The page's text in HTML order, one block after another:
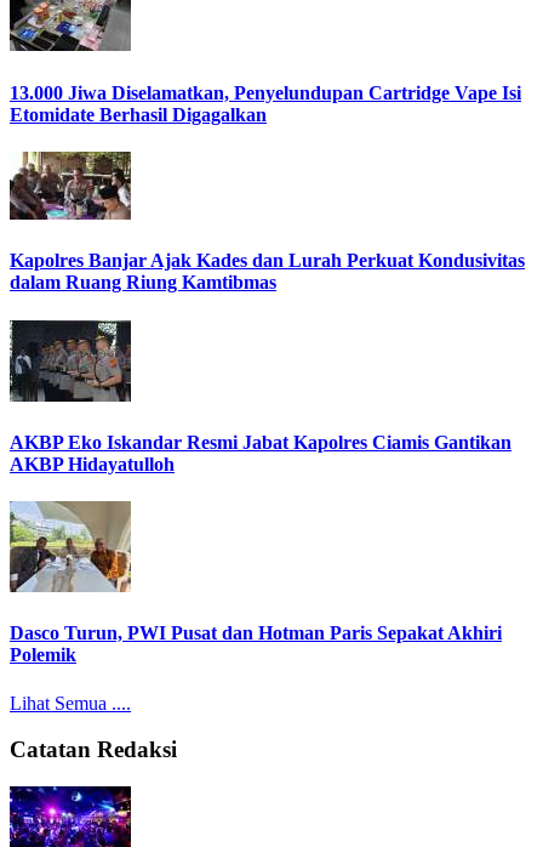
13.000 Jiwa Diselamatkan, Penyelundupan Cartridge Vape Isi
Etomidate Berhasil Digagalkan
Kapolres Banjar Ajak Kades dan Lurah Perkuat Kondusivitas
dalam Ruang Riung Kamtibmas
AKBP Eko Iskandar Resmi Jabat Kapolres Ciamis Gantikan
AKBP Hidayatulloh
Dasco Turun, PWI Pusat dan Hotman Paris Sepakat Akhiri
Polemik
Lihat Semua ....
Catatan Redaksi